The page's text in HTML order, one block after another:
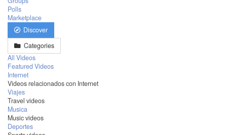
Polls
Marketplace
Discover
Categories
All Videos
Featured Videos
Internet
Videos relacionados con Internet
Viajes
Travel videos
Musica
Music videos
Deportes